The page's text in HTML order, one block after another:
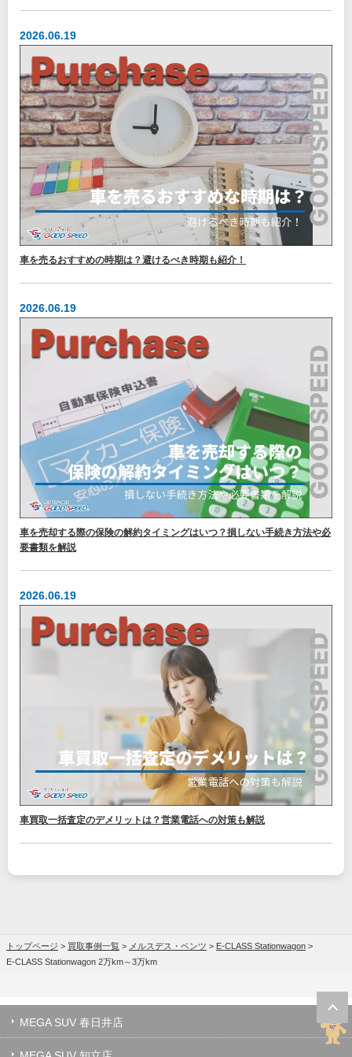
2026.06.19
車を売るおすすめの時期は？避けるべき時期も紹介！
2026.06.19
車を売却する際の保険の解約タイミングはいつ？損しない手続き方法や必
要書類を解説
2026.06.19
車買取一括査定のデメリットは？営業電話への対策も解説
トップページ > 買取事例一覧 > メルスデス・ベンツ > E-CLASS Stationwagon >
E-CLASS Stationwagon 2万km～3万km
MEGA SUV 春日井店